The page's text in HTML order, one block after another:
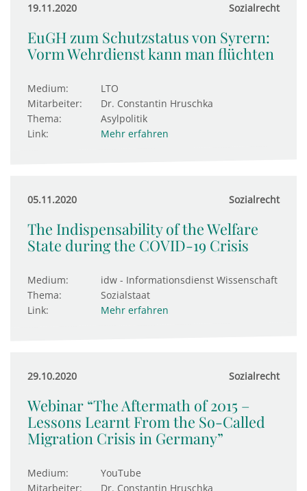
19.11.2020 Sozialrecht
EuGH zum Schutzstatus von Syrern:
Vorm Wehr­di­enst kann man flüchten
Medium:
LTO
Mitarbeiter:
Dr. Constantin Hruschka
Thema:
Asylpolitik
Link:
Mehr erfahren
05.11.2020 Sozialrecht
The Indispensability of the Welfare
State during the COVID-19 Crisis
Medium:
idw - Informationsdienst Wissenschaft
Thema:
Sozialstaat
Link:
Mehr erfahren
29.10.2020 Sozialrecht
Webinar “The Aftermath of 2015 –
Lessons Learnt From the So-Called
Migration Crisis in Germany”
Medium:
YouTube
Mitarbeiter:
Dr. Constantin Hruschka